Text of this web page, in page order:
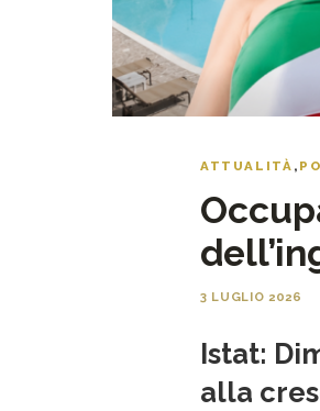
ATTUALITÀ ,
3 LUGLIO 2026
Istat:
alla